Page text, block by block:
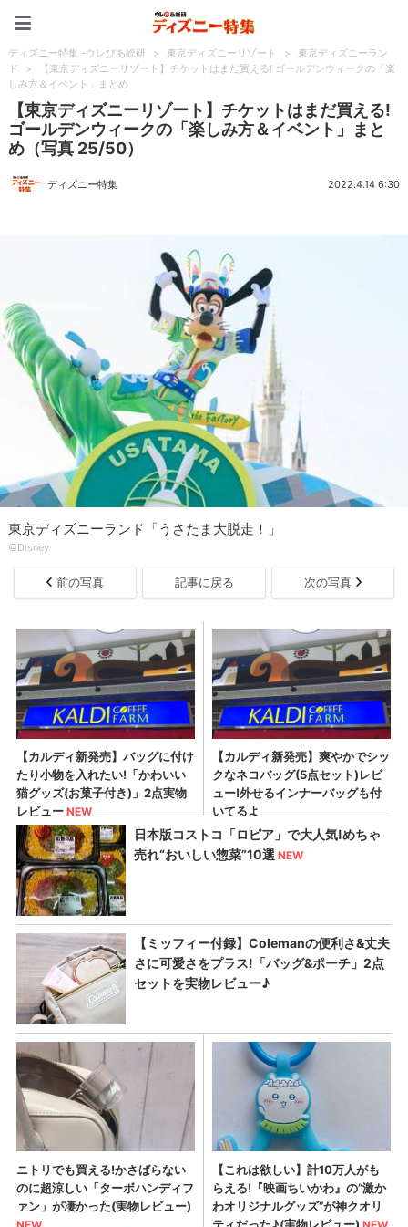
ディズニー特集 -ウレぴあ総研 > 東京ディズニーリゾート >
東京ディズニーラン
ド
>
【東京ディズニーリゾート】チケットはまだ買える! ゴールデンウィークの「楽
しみ方＆イベント」まとめ
【東京ディズニーリゾート】チケットはまだ買える!
ゴールデンウィークの「楽しみ方＆イベント」まと
め（写真 25/50）
ディズニー特集 2022.4.14 6:30
東京ディズニーランド「うさたま大脱走！」
©︎Disney
前の写真 記事に戻る 次の写真